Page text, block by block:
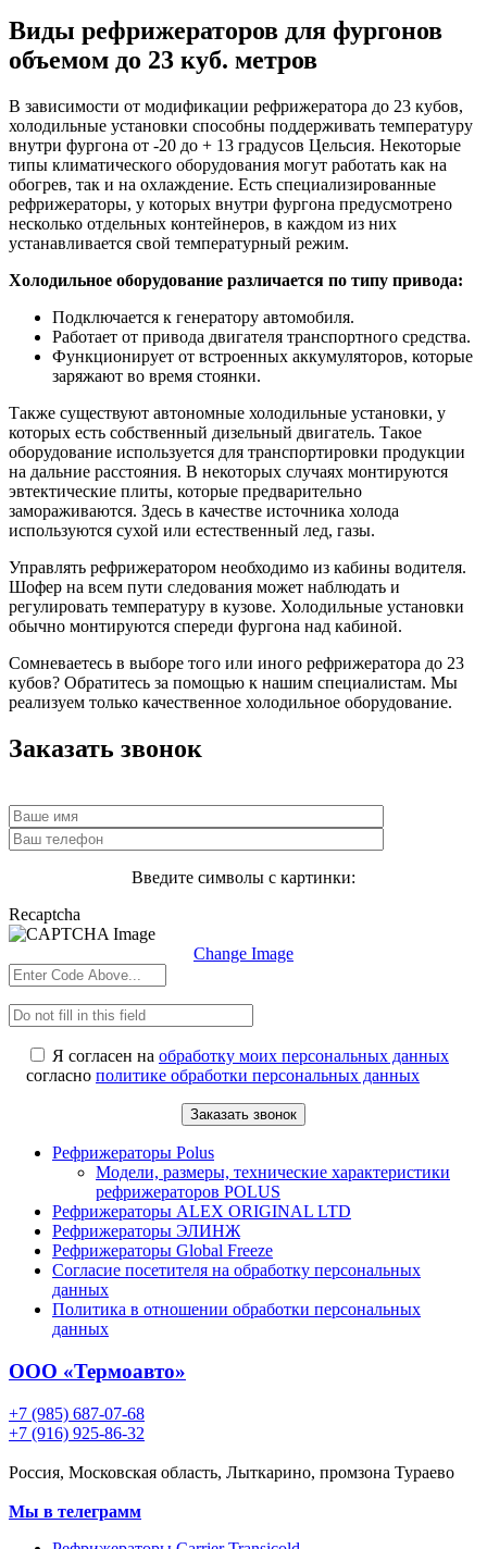
Виды рефрижераторов для фургонов
объемом до 23 куб. метров
В зависимости от модификации рефрижератора до 23 кубов,
холодильные установки способны поддерживать температуру
внутри фургона от -20 до + 13 градусов Цельсия. Некоторые
типы климатического оборудования могут работать как на
обогрев, так и на охлаждение. Есть специализированные
рефрижераторы, у которых внутри фургона предусмотрено
несколько отдельных контейнеров, в каждом из них
устанавливается свой температурный режим.
Холодильное оборудование различается по типу привода:
Подключается к генератору автомобиля.
Работает от привода двигателя транспортного средства.
Функционирует от встроенных аккумуляторов, которые
заряжают во время стоянки.
Также существуют автономные холодильные установки, у
которых есть собственный дизельный двигатель. Такое
оборудование используется для транспортировки продукции
на дальние расстояния. В некоторых случаях монтируются
эвтектические плиты, которые предварительно
замораживаются. Здесь в качестве источника холода
используются сухой или естественный лед, газы.
Управлять рефрижератором необходимо из кабины водителя.
Шофер на всем пути следования может наблюдать и
регулировать температуру в кузове. Холодильные установки
обычно монтируются спереди фургона над кабиной.
Сомневаетесь в выборе того или иного рефрижератора до 23
кубов? Обратитесь за помощью к нашим специалистам. Мы
реализуем только качественное холодильное оборудование.
Заказать звонок
Введите символы с картинки:
Recaptcha
Change Image
Я согласен на обработку моих персональных данных
согласно политике обработки персональных данных
Рефрижераторы Polus
Модели, размеры, технические характеристики
рефрижераторов POLUS
Рефрижераторы ALEX ORIGINAL LTD
Рефрижераторы ЭЛИНЖ
Рефрижераторы Global Freeze
Согласие посетителя на обработку персональных
данных
Политика в отношении обработки персональных
данных
ООО «Термоавто»
+7 (985) 687-07-68
+7 (916) 925-86-32
Россия, Московская область, Лыткарино, промзона Тураево
Мы в телеграмм